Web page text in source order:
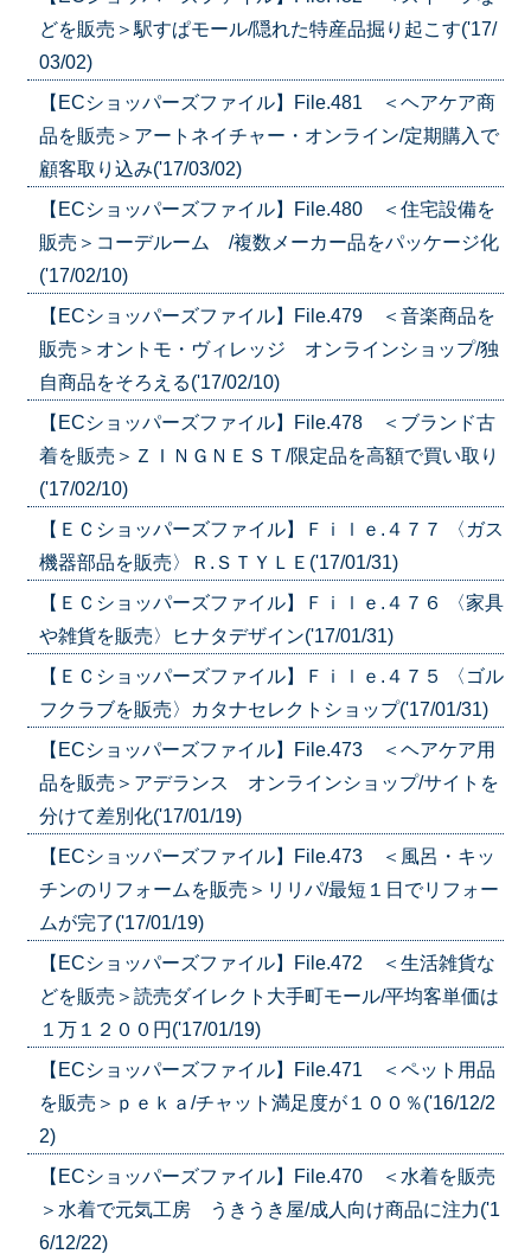
どを販売＞駅すぱモール/隠れた特産品掘り起こす('17/
03/02)
【ECショッパーズファイル】File.481 ＜ヘアケア商
品を販売＞アートネイチャー・オンライン/定期購入で
顧客取り込み('17/03/02)
【ECショッパーズファイル】File.480 ＜住宅設備を
販売＞コーデルーム /複数メーカー品をパッケージ化
('17/02/10)
【ECショッパーズファイル】File.479 ＜音楽商品を
販売＞オントモ・ヴィレッジ オンラインショップ/独
自商品をそろえる('17/02/10)
【ECショッパーズファイル】File.478 ＜ブランド古
着を販売＞ＺＩＮＧＮＥＳＴ/限定品を高額で買い取り
('17/02/10)
【ＥＣショッパーズファイル】Ｆｉｌｅ.４７７ 〈ガス
機器部品を販売〉Ｒ.ＳＴＹＬＥ('17/01/31)
【ＥＣショッパーズファイル】Ｆｉｌｅ.４７６ 〈家具
や雑貨を販売〉ヒナタデザイン('17/01/31)
【ＥＣショッパーズファイル】Ｆｉｌｅ.４７５ 〈ゴル
フクラブを販売〉カタナセレクトショップ('17/01/31)
【ECショッパーズファイル】File.473 ＜ヘアケア用
品を販売＞アデランス オンラインショップ/サイトを
分けて差別化('17/01/19)
【ECショッパーズファイル】File.473 ＜風呂・キッ
チンのリフォームを販売＞リリパ/最短１日でリフォー
ムが完了('17/01/19)
【ECショッパーズファイル】File.472 ＜生活雑貨な
どを販売＞読売ダイレクト大手町モール/平均客単価は
１万１２００円('17/01/19)
【ECショッパーズファイル】File.471 ＜ペット用品
を販売＞ｐｅｋａ/チャット満足度が１００％('16/12/2
2)
【ECショッパーズファイル】File.470 ＜水着を販売
＞水着で元気工房 うきうき屋/成人向け商品に注力('1
6/12/22)